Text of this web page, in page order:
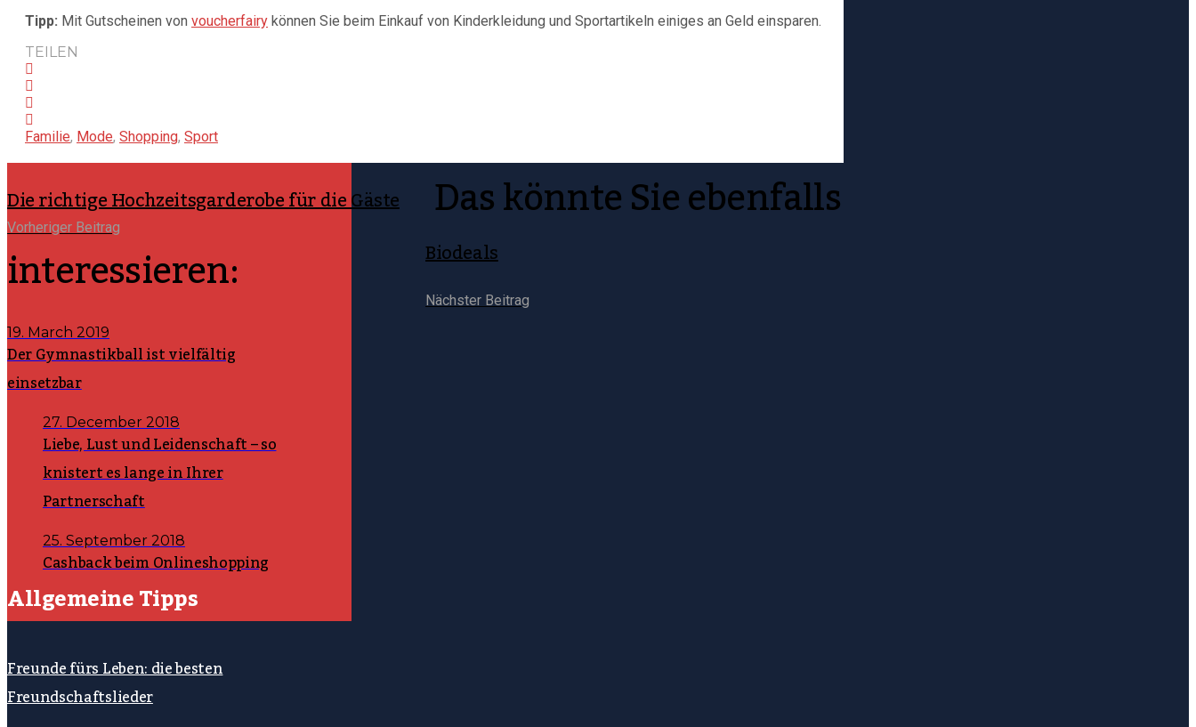
Tipp: Mit Gutscheinen von voucherfairy können Sie beim Einkauf von Kinderkleidung und Sportartikeln einiges an Geld einsparen.
TEILEN
Familie, Mode, Shopping, Sport
Die richtige Hochzeitsgarderobe für die Gäste
Vorheriger Beitrag
Biodeals
Nächster Beitrag
Das könnte Sie ebenfalls
interessieren:
19. March 2019
Der Gymnastikball ist vielfältig
einsetzbar
27. December 2018
Liebe, Lust und Leidenschaft – so
knistert es lange in Ihrer
Partnerschaft
25. September 2018
Cashback beim Onlineshopping
Allgemeine Tipps
Freunde fürs Leben: die besten
Freundschaftslieder